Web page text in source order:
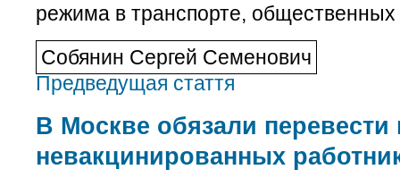
режима в транспорте, общественных
Собянин Сергей Семенович
Предведущая стаття
В Москве обязали перевести
невакцинированных